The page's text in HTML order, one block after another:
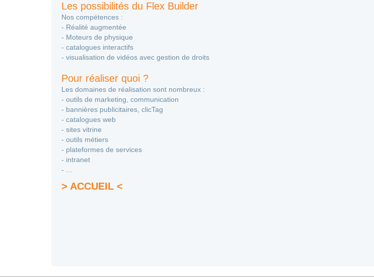
Les possibilités du Flex Builder
Nos compétences :
- Réalité augmentée
- Moteurs de physique
- catalogues interactifs
- visualisation de vidéos avec gestion de droits
Pour réaliser quoi ?
Les domaines de réalisation sont nombreux :
- outils de marketing, communication
- bannières publicitaires, clicTag
- catalogues web
- sites vitrine
- outils métiers
- plateformes de services
- intranet
- ...
> ACCUEIL <